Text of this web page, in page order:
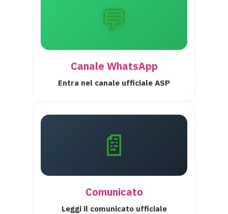
💬
Canale WhatsApp
Entra nel canale ufficiale ASP
📄
Comunicato
Leggi il comunicato ufficiale